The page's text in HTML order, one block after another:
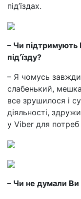
під’їздах.
– Чи
під’їзду?
– Я чомусь завжди
слабенький,
все зрушилося і
діяльності,
у Viber для потреб
– Чи не думали